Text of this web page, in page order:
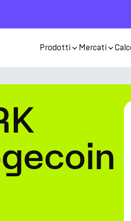
Prodotti Mercati